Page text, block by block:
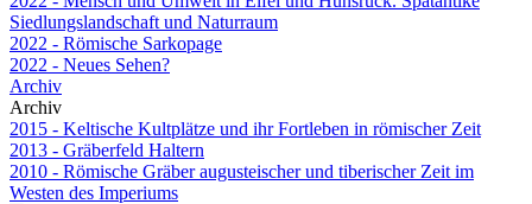
Siedlungslandschaft und Naturraum
2022 - Römische Sarkopage
2022 - Neues Sehen?
Archiv
Archiv
2015 - Keltische Kultplätze und ihr Fortleben in römischer Zeit
2013 - Gräberfeld Haltern
2010 - Römische Gräber augusteischer und tiberischer Zeit im
Westen des Imperiums